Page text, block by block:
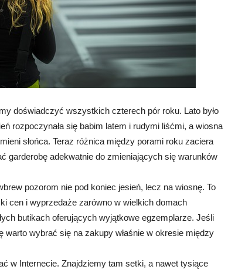
doświadczyć wszystkich czterech pór roku. Lato było
rozpoczynała się babim latem i rudymi liśćmi, a wiosna
słońca. Teraz różnica między porami roku zaciera
garderobę adekwatnie do zmieniających się warunków
pozorom nie pod koniec jesień, lecz na wiosnę. To
cen i wyprzedaże zarówno w wielkich domach
butikach oferujących wyjątkowe egzemplarze. Jeśli
wybrać się na zakupy właśnie w okresie między
w Internecie. Znajdziemy tam setki, a nawet tysiące